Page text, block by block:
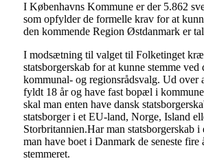
I Københavns Kommune er der 5.862
som opfylder de formelle krav for at
den kommende Region Østdanmark er
I modsætning til valget til Folketinget
statsborgerskab for at kunne stemme ved
kommunal- og regionsrådsvalg. Ud over
fyldt 18 år og have fast bopæl i
skal man enten have dansk
statsborger i et EU-land, Norge, Island
Storbritannien.Har man statsborgerskab i
man have boet i Danmark de seneste fire
stemmeret.